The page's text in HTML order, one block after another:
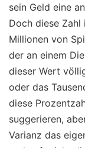
sein Geld eine
Doch diese
Millionen von
der an einem
dieser Wert
oder das
diese
suggerieren,
Varianz das